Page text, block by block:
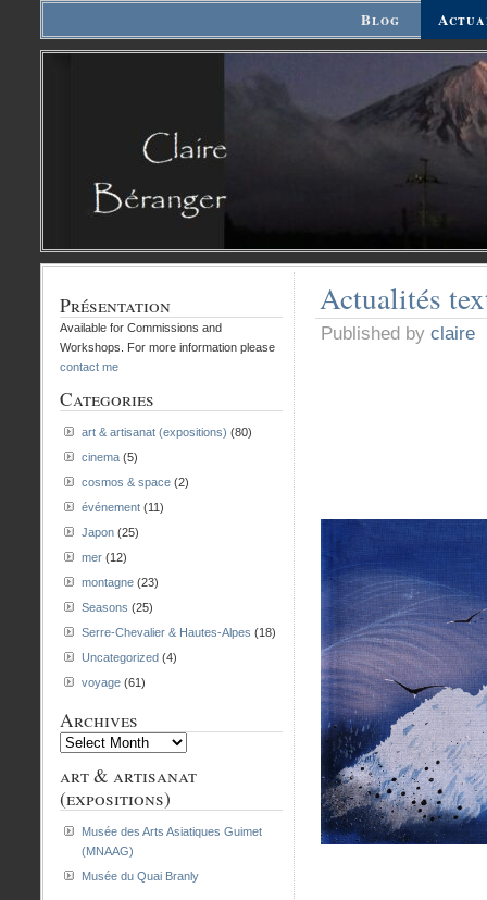
Blog
Actualités
Published by claire
Présentation
Available for Commissions and
Workshops. For more information please
contact me
Categories
art & artisanat (expositions) (80)
cinema (5)
cosmos & space (2)
événement (11)
Japon (25)
mer (12)
montagne (23)
Seasons (25)
Serre-Chevalier & Hautes-Alpes (18)
Uncategorized (4)
voyage (61)
Archives
Archives
art & artisanat
(expositions)
Musée des Arts Asiatiques Guimet
(MNAAG)
Musée du Quai Branly